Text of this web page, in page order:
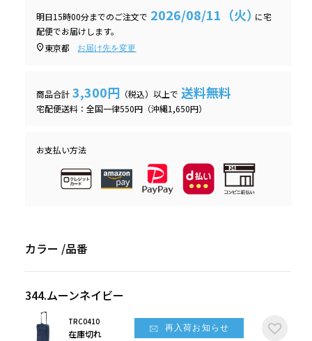
明日15時00分までのご注文で 2026/08/11（火）に宅
配便でお届けします。
東京都
お届け先を変更
商品合計 3,300円 （税込）以上で 送料無料
宅配便送料：全国一律550円（沖縄1,650円）
お支払い方法
カラー 品番
344.ムーンネイビー
TRC0410
在庫切れ 再入荷お知らせ